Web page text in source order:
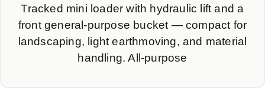
Tracked mini loader with hydraulic lift and a
front general-purpose bucket — compact for
landscaping, light earthmoving, and material
handling. All-purpose